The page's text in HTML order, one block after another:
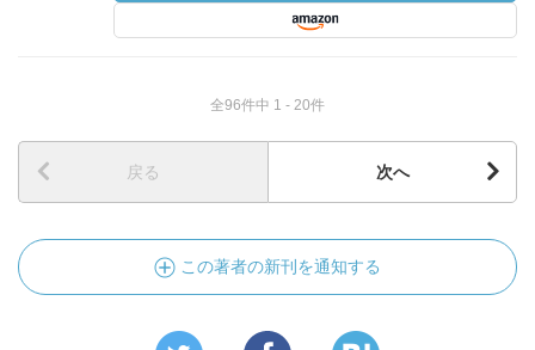
全96件中 1 - 20件
戻る 次へ
この著者の新刊を通知する